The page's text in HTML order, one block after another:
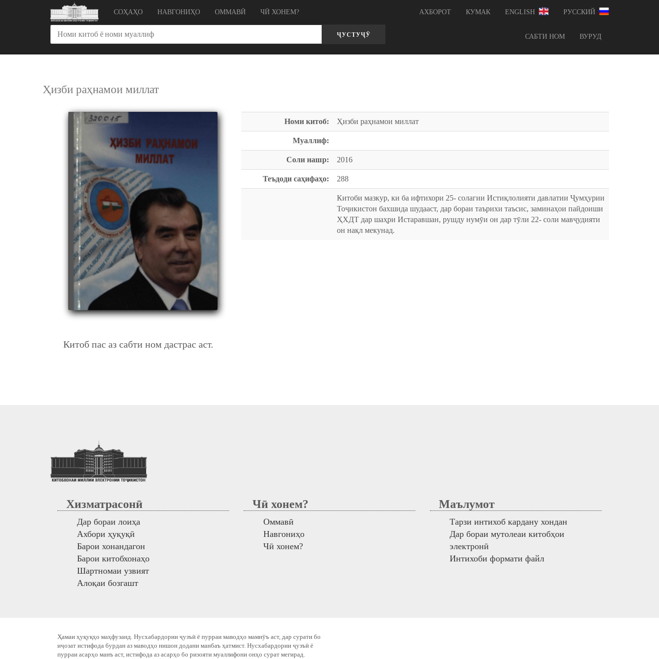
СОҲАҲО НАВГОНИҲО ОММАВӢ ЧӢ ХОНЕМ? АХБОРОТ КУМАК ENGLISH РУССКИЙ
ҶУСТУҶӮ САБТИ НОМ ВУРУД
Ҳизби раҳнамои миллат
Китоб пас аз сабти ном дастрас аст.
Номи китоб: Ҳизби раҳнамои миллат
Муаллиф:
Соли нашр: 2016
Теъдоди саҳифаҳо: 288
Китоби мазкур, ки ба ифтихори 25- солагии Истиқлолияти давлатии Ҷумҳурии
Тоҷикистон бахшида шудааст, дар бораи таърихи таъсис, заминаҳои пайдоиши
ҲХДТ дар шаҳри Истаравшан, рушду нумӯи он дар тӯли 22- соли мавҷудияти
он нақл мекунад.
Хизматрасонӣ
Дар бораи лоиҳа
Ахбори ҳуқуқӣ
Барои хонандагон
Барои китобхонаҳо
Шартномаи узвият
Алоқаи бозгашт
Чӣ хонем?
Оммавӣ
Навгониҳо
Чӣ хонем?
Маълумот
Тарзи интихоб кардану хондан
Дар бораи мутолеаи китобҳои
электронӣ
Интихоби формати файл
Ҳамаи ҳуқуқҳо маҳфузанд. Нусхабардории ҷузъӣ ё пурраи маводҳо мамнӯъ аст, дар сурати бо
иҷозат истифода бурдан аз маводҳо нишон додани манбаъ ҳатмист. Нусхабардории ҷузъӣ ё
пурраи асарҳо манъ аст, истифода аз асарҳо бо ризояти муаллифони онҳо сурат мегирад.